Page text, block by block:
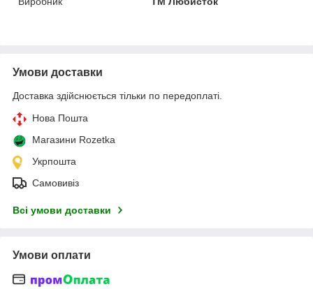
Умови доставки
Доставка здійснюється тільки по передоплаті.
Нова Пошта
Магазини Rozetka
Укрпошта
Самовивіз
Всі умови доставки
Умови оплати